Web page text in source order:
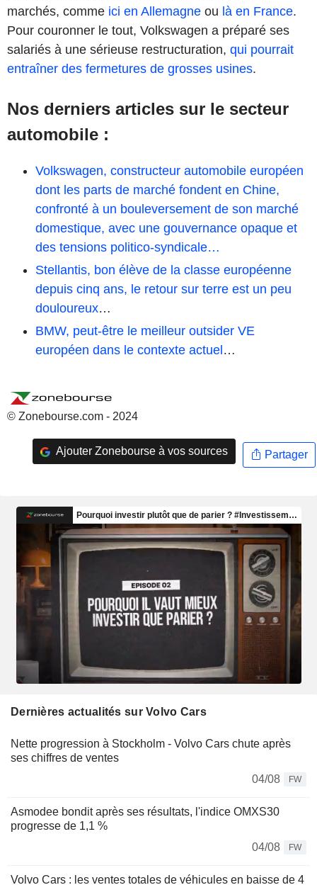
marchés, comme ici en Allemagne ou là en France.
Pour couronner le tout, Volkswagen a préparé ses
salariés à une sérieuse restructuration, qui pourrait
entraîner des fermetures de grosses usines.
Nos derniers articles sur le secteur
automobile :
Volkswagen, constructeur automobile européen
dont les parts de marché fondent en Chine,
confronté à un bouleversement de son marché
domestique, avec une gouvernance opaque et
des tensions politico-syndicale…
Stellantis, bon élève de la classe européenne
depuis cinq ans, le retour sur terre est un peu
douloureux…
BMW, peut-être le meilleur outsider VE
européen dans le contexte actuel…
© Zonebourse.com - 2024
Ajouter Zonebourse à vos sources Partager
Dernières actualités sur Volvo Cars
Nette progression à Stockholm - Volvo Cars chute après
ses chiffres de ventes
04/08
FW
Asmodee bondit après ses résultats, l'indice OMXS30
progresse de 1,1 %
04/08
FW
Volvo Cars : les ventes totales de véhicules en baisse de 4